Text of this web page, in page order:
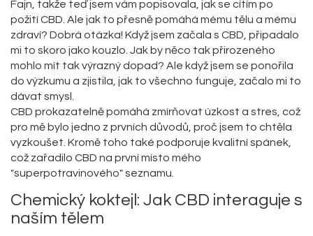
Fajn, takže teď jsem vám popisovala, jak se cítím po
požití CBD. Ale jak to přesně pomáhá mému tělu a mému
zdraví? Dobrá otázka! Když jsem začala s CBD, připadalo
mi to skoro jako kouzlo. Jak by něco tak přirozeného
mohlo mít tak výrazný dopad? Ale když jsem se ponořila
do výzkumu a zjistila, jak to všechno funguje, začalo mi to
dávat smysl.
CBD prokazatelně pomáhá zmírňovat úzkost a stres, což
pro mě bylo jedno z prvních důvodů, proč jsem to chtěla
vyzkoušet. Kromě toho také podporuje kvalitní spánek,
což zařadilo CBD na první místo mého
"superpotravinového" seznamu.
Chemický koktejl: Jak CBD interaguje s
naším tělem